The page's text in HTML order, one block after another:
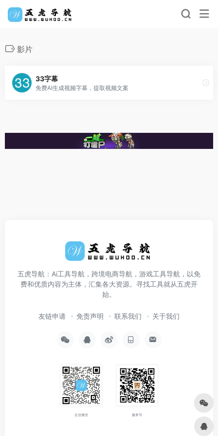
影片
33字幕
免费AI生成视频字幕，提取视频文案
五虎导航：Ai工具导航，跨境电商导航，游戏工具导航，以免
费和优质内容为主体，汇集各大资源。寻找工具就从五虎开
始。
友链申请 免责声明 联系我们 关于我们
企业微信 服务号